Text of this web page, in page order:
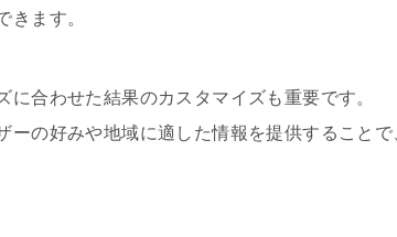
きます。
合わせた結果のカスタマイズも重要です。
ーの好みや地域に適した情報を提供すること